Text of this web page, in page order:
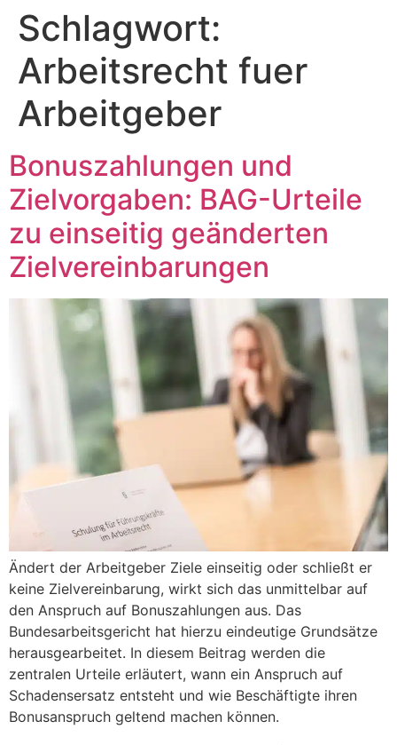
Zum
Inhalt
springen
Schlagwort:
Arbeitsrecht fuer
Arbeitgeber
Bonuszahlungen und
Zielvorgaben: BAG-Urteile
zu einseitig geänderten
Zielvereinbarungen
Ändert der Arbeitgeber Ziele einseitig oder schließt er
keine Zielvereinbarung, wirkt sich das unmittelbar auf
den Anspruch auf Bonuszahlungen aus. Das
Bundesarbeitsgericht hat hierzu eindeutige Grundsätze
herausgearbeitet. In diesem Beitrag werden die
zentralen Urteile erläutert, wann ein Anspruch auf
Schadensersatz entsteht und wie Beschäftigte ihren
Bonusanspruch geltend machen können.